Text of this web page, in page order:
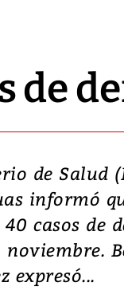
de
de Salud
informó
casos de
noviembre.
expresó...
Lula
candidatura con
de
defensa,
raras